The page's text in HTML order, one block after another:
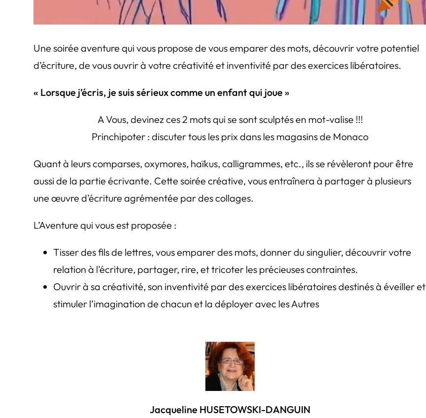
Une soirée aventure qui vous propose de vous emparer des mots, découvrir votre potentiel
d’écriture, de vous ouvrir à votre créativité et inventivité par des exercices libératoires.
« Lorsque j’écris, je suis sérieux comme un enfant qui joue »
A Vous, devinez ces 2 mots qui se sont sculptés en mot-valise !!!
Princhipoter : discuter tous les prix dans les magasins de Monaco
Quant à leurs comparses, oxymores, haïkus, calligrammes, etc., ils se révèleront pour être
aussi de la partie écrivante. Cette soirée créative, vous entraînera à partager à plusieurs
une œuvre d’écriture agrémentée par des collages.
L’Aventure qui vous est proposée :
Tisser des fils de lettres, vous emparer des mots, donner du singulier, découvrir votre
relation à l’écriture, partager, rire, et tricoter les précieuses contraintes.
Ouvrir à sa créativité, son inventivité par des exercices libératoires destinés à éveiller et
stimuler l’imagination de chacun et la déployer avec les Autres
Jacqueline HUSETOWSKI-DANGUIN